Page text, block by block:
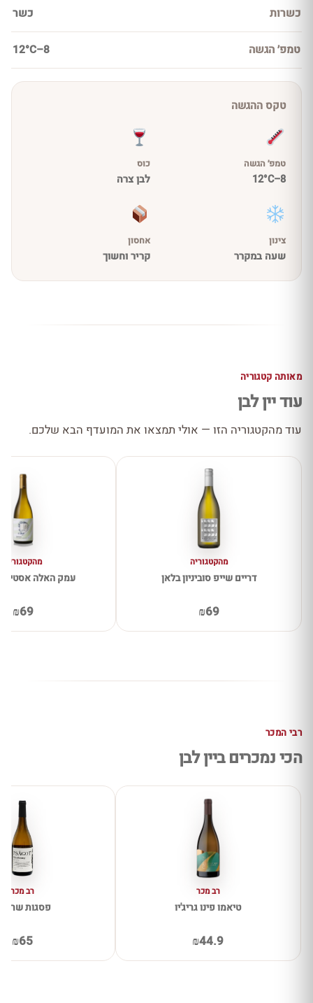
כשרות כשר
טמפ׳ הגשה 8–12°C
טקס ההגשה
טמפ׳ הגשה
8–12°C
כוס
לבן צרה
צינון
שעה במקרר
אחסון
קריר וחשוך
מאותה קטגוריה
עוד יין לבן
עוד מהקטגוריה הזו — אולי תמצאו את המועדף הבא שלכם.
מהקטגוריה
דריים שייפ סוביניון בלאן
₪69
מהקטגוריה
עמק האלה אסטייט
₪69
רבי המכר
הכי נמכרים ביין לבן
רב מכר
טיאמו פינו גריג'יו
₪44.9
רב מכר
פסגות
₪65